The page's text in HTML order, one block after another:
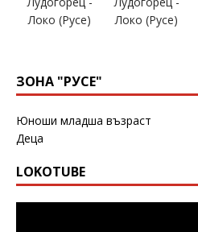
ЗОНА "РУСЕ"
Юноши младша възраст
Деца
LOKOTUBE